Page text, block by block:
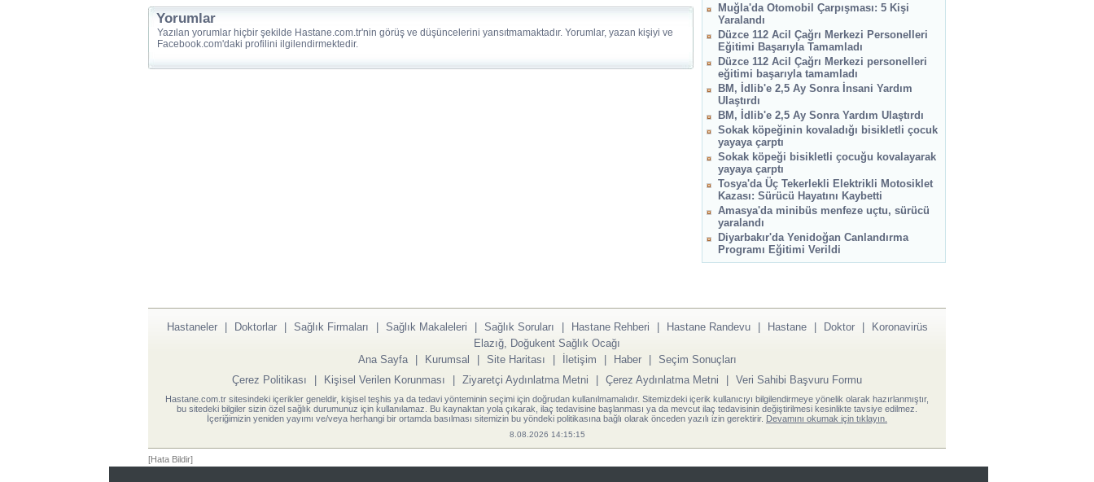
Yorumlar
Yazılan yorumlar hiçbir şekilde Hastane.com.tr'nin görüş ve düşüncelerini yansıtmamaktadır. Yorumlar, yazan kişiyi ve
Facebook.com'daki profilini ilgilendirmektedir.
Muğla'da Otomobil Çarpışması: 5 Kişi
Yaralandı
Düzce 112 Acil Çağrı Merkezi Personelleri
Eğitimi Başarıyla Tamamladı
Düzce 112 Acil Çağrı Merkezi personelleri
eğitimi başarıyla tamamladı
BM, İdlib'e 2,5 Ay Sonra İnsani Yardım
Ulaştırdı
BM, İdlib'e 2,5 Ay Sonra Yardım Ulaştırdı
Sokak köpeğinin kovaladığı bisikletli çocuk
yayaya çarptı
Sokak köpeği bisikletli çocuğu kovalayarak
yayaya çarptı
Tosya'da Üç Tekerlekli Elektrikli Motosiklet
Kazası: Sürücü Hayatını Kaybetti
Amasya'da minibüs menfeze uçtu, sürücü
yaralandı
Diyarbakır'da Yenidoğan Canlandırma
Programı Eğitimi Verildi
Hastaneler | Doktorlar | Sağlık Firmaları | Sağlık Makaleleri | Sağlık Soruları | Hastane Rehberi | Hastane Randevu | Hastane | Doktor |
Koronavirüs
Elazığ, Doğukent Sağlık Ocağı
Ana Sayfa
| Kurumsal | Site Haritası | İletişim | Haber | Seçim Sonuçları
Çerez Politikası
| Kişisel Verilen Korunması | Ziyaretçi Aydınlatma Metni | Çerez Aydınlatma Metni | Veri Sahibi Başvuru Formu
Hastane.com.tr sitesindeki içerikler geneldir, kişisel teşhis ya da tedavi yönteminin seçimi için doğrudan kullanılmamalıdır. Sitemizdeki içerik kullanıcıyı bilgilendirmeye yönelik olarak hazırlanmıştır,
bu sitedeki bilgiler sizin özel sağlık durumunuz için kullanılamaz. Bu kaynaktan yola çıkarak, ilaç tedavisine başlanması ya da mevcut ilaç tedavisinin değiştirilmesi kesinlikte tavsiye edilmez.
İçeriğimizin yeniden yayımı ve/veya herhangi bir ortamda basılması sitemizin bu yöndeki politikasına bağlı olarak önceden yazılı izin gerektirir. Devamını okumak için tıklayın.
8.08.2026 14:15:15
[Hata Bildir]